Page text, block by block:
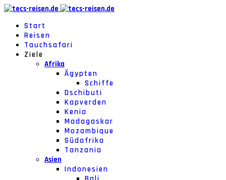
Start
Reisen
Tauchsafari
Ziele
Afrika
Ägypten
Schiffe
Dschibuti
Kapverden
Kenia
Madagaskar
Mozambique
Südafrika
Tanzania
Asien
Indonesien